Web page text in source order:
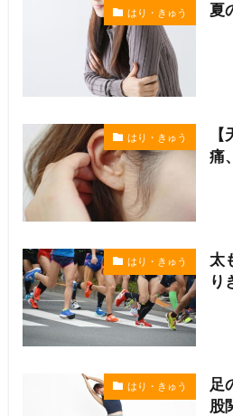
はり・きゅう 夏
はり・きゅう
痛
はり・きゅう
太
り
はり・きゅう
足
股